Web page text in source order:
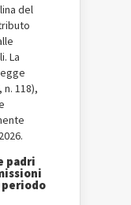
del
La
118),
padri
periodo